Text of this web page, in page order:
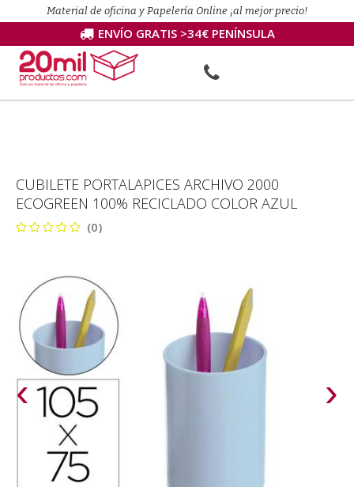
Material de oficina y Papelería Online ¡al mejor precio!
ENVÍO GRATIS >34€ PENÍNSULA
CUBILETE PORTALAPICES ARCHIVO 2000
ECOGREEN 100% RECICLADO COLOR AZUL
(0)
‹ ›